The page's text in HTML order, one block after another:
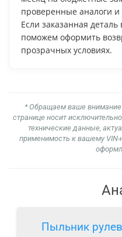
проверенные аналоги
Если заказанная
поможем оформить
прозрачных условиях.
* Обращаем ваше внимание
странице носит
технические данные,
применимость к вашему
Пыльник